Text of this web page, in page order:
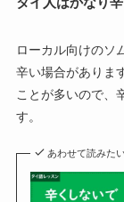
ローカル向けのソ
辛い場合がありま
ことが多いので、
す。
あわせて読みた